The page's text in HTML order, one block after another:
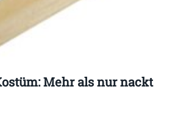
Mehr als nur nackt